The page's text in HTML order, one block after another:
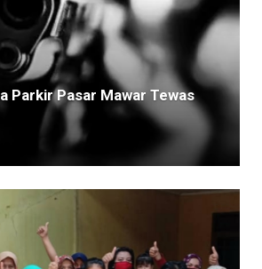
Parkir Pasar Mawar Tewas